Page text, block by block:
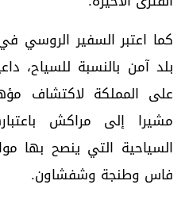
كما اعتبر السفير الروسي
بلد آمن بالنسبة للسياح،
على المملكة لاكتشاف
مشيرا إلى مراكش
السياحية التي ينصح بها
فاس وطنجة وشفشاون.